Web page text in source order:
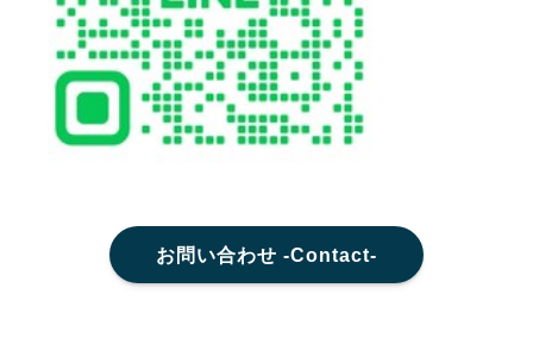
お問い合わせ -Contact-